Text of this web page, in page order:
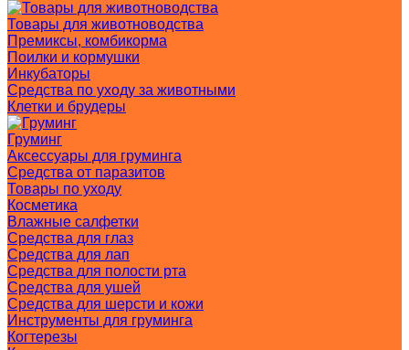
Товары для животноводства
Премиксы, комбикорма
Поилки и кормушки
Инкубаторы
Средства по уходу за животными
Клетки и брудеры
Груминг
Аксессуары для груминга
Средства от паразитов
Товары по уходу
Косметика
Влажные салфетки
Средства для глаз
Средства для лап
Средства для полости рта
Средства для ушей
Средства для шерсти и кожи
Инструменты для груминга
Когтерезы